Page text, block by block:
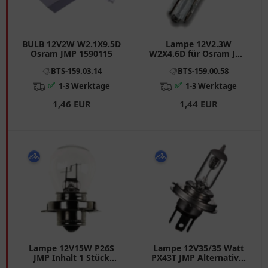
BULB 12V2W W2.1X9.5D
Osram JMP 1590115
BTS-159.03.14
✅ 1-3 Werktage
1,46 EUR
Lampe 12V2.3W
W2X4.6D für Osram JMP
BTS-159.00.58
✅ 1-3 Werktage
1,44 EUR
Lampe 12V15W P26S
JMP Inhalt 1 Stück
Lampe 12V35/35 Watt
PX43T JMP Alternative: